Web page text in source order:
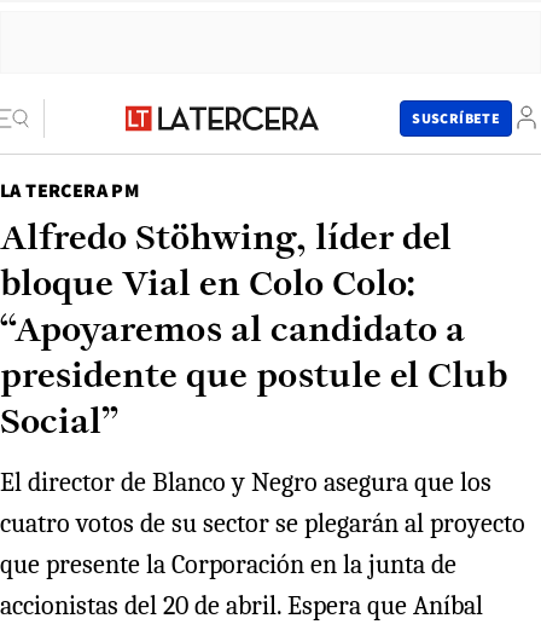
SUSCRÍBETE
LA TERCERA PM
Alfredo Stöhwing, líder del
bloque Vial en Colo Colo:
“Apoyaremos al candidato a
presidente que postule el Club
Social”
El director de Blanco y Negro asegura que los
cuatro votos de su sector se plegarán al proyecto
que presente la Corporación en la junta de
accionistas del 20 de abril. Espera que Aníbal